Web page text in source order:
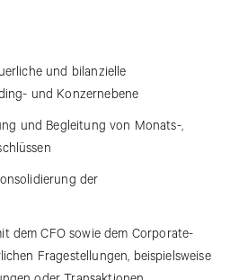
und bilanzielle
und Konzernebene
und Begleitung von Monats-,
der
dem CFO sowie dem Corporate-
Fragestellungen, beispielsweise